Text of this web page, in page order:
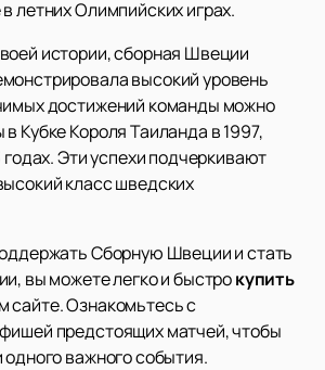
летних Олимпийских играх.
истории, сборная Швеции
высокий уровень
достижений команды можно
Кубке Короля Таиланда в 1997,
годах. Эти успехи подчеркивают
класс шведских
Сборную Швеции и стать
вы можете легко и быстрокупить
сайте. Ознакомьтесь с
предстоящих матчей, чтобы
одного важного события.